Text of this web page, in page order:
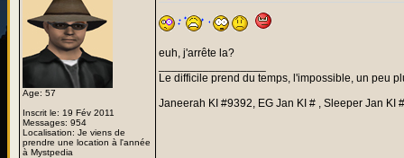
Age: 57
Inscrit le: 19 Fév 2011
Messages: 954
Localisation: Je viens de
prendre une location à l'année
à Mystpedia
euh, j'arrête la?
Le difficile prend du temps, l'impossible, un peu
Janeerah KI #9392, EG Jan KI # , Sleeper Jan KI #